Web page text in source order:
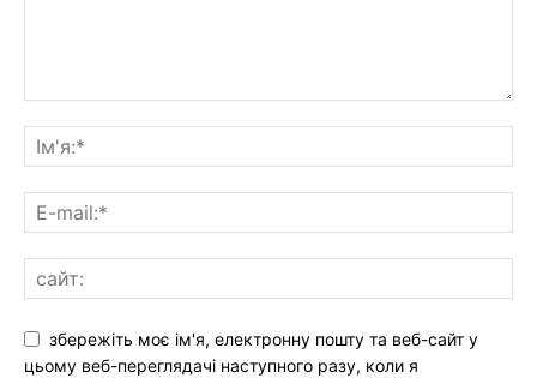
збережіть моє ім'я, електронну пошту та веб-сайт у
цьому веб-переглядачі наступного разу, коли я